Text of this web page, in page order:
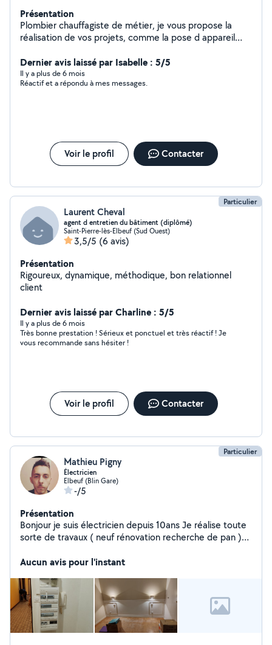
Présentation
Plombier chauffagiste de métier, je vous propose la
réalisation de vos projets, comme la pose d appareil
proposer d autre réalisation comme la pose de placo,
carrelage, parquet, etc.
Dernier avis laissé par Isabelle : 5/5
Il y a plus de 6 mois
Réactif et a répondu à mes messages.
Voir le profil Contacter
Particulier
Laurent Cheval
agent d entretien du bâtiment (diplômé)
Saint-Pierre-lès-Elbeuf (Sud Ouest)
3,5/5 (6 avis)
Présentation
Rigoureux, dynamique, méthodique, bon relationnel
client
Dernier avis laissé par Charline : 5/5
Il y a plus de 6 mois
Très bonne prestation ! Sérieux et ponctuel et très réactif ! Je
vous recommande sans hésiter !
Voir le profil Contacter
Particulier
Mathieu Pigny
Électricien
Elbeuf (Blin Gare)
-/5
Présentation
Bonjour je suis électricien depuis 10ans Je réalise toute
sorte de travaux ( neuf rénovation recherche de pan )
contacter
Aucun avis pour l'instant